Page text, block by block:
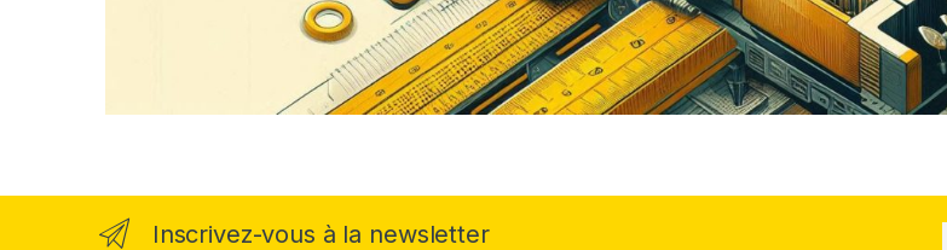
Inscrivez-vous à la newsletter